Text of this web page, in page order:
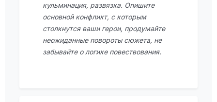
кульминация, развязка. Опишите
основной конфликт, с которым
столкнутся ваши герои, продумайте
неожиданные повороты сюжета, не
забывайте о логике повествования.